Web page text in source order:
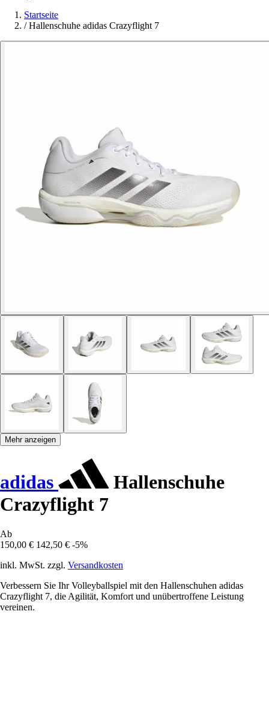
Startseite
/ Hallenschuhe adidas Crazyflight 7
Mehr anzeigen
adidas
Hallenschuhe
Crazyflight 7
Ab
150,00 € 142,50 € -5%
inkl. MwSt. zzgl. Versandkosten
Verbessern Sie Ihr Volleyballspiel mit den Hallenschuhen adidas
Crazyflight 7, die Agilität, Komfort und unübertroffene Leistung
vereinen.